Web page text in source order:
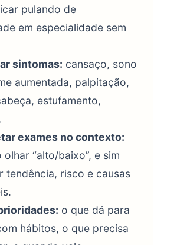
pulando de
em especialidade sem
sintomas: cansaço, sono
aumentada, palpitação,
estufamento,
exames no contexto:
olhar “alto/baixo”, e sim
tendência, risco e causas
o que dá para
hábitos, o que precisa